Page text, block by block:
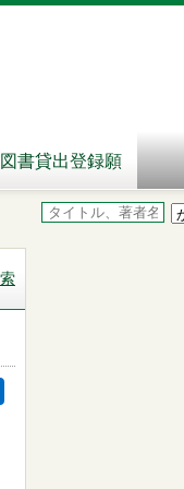
図書貸出登録願